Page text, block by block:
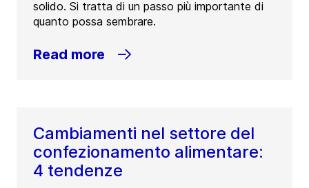
solido. Si tratta di un passo più importante di
quanto possa sembrare.
Read more
Cambiamenti nel settore del
confezionamento alimentare:
4 tendenze